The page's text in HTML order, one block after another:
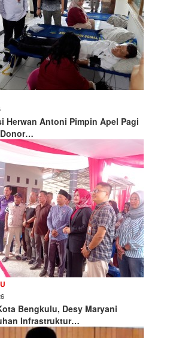
Herwan Antoni Pimpin Apel Pagi
Bengkulu, Desy Maryani
Infrastruktur…